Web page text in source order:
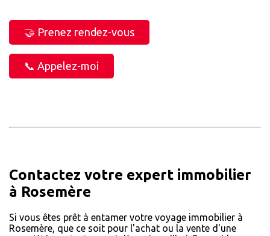
🤝 Prenez rendez-vous
📞 Appelez-moi
Contactez votre expert immobilier
à Rosemère
Si vous êtes prêt à entamer votre voyage immobilier à
Rosemère, que ce soit pour l'achat ou la vente d'une